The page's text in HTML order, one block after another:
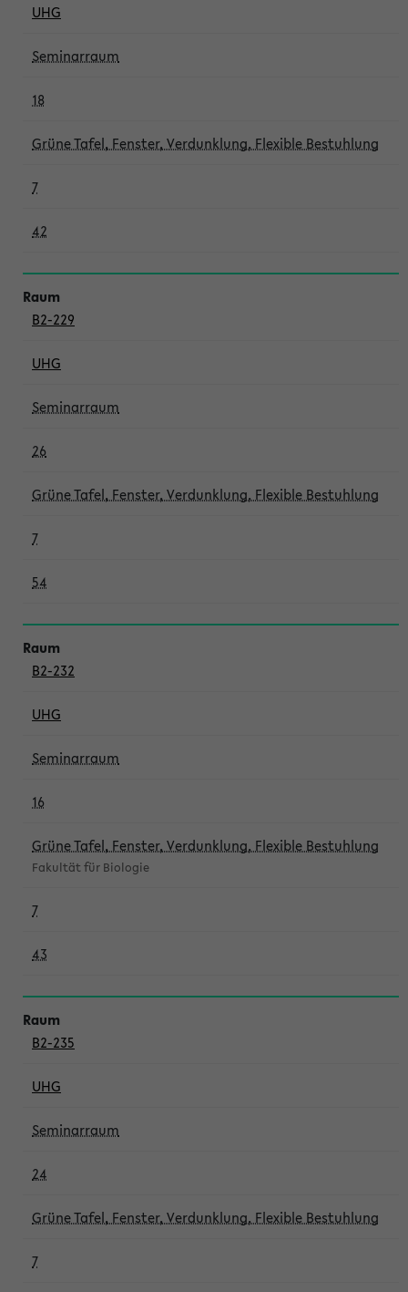
UHG
Seminarraum
18
Grüne Tafel, Fenster, Verdunklung, Flexible Bestuhlung
7
42
B2-229
UHG
Seminarraum
26
Grüne Tafel, Fenster, Verdunklung, Flexible Bestuhlung
7
54
B2-232
UHG
Seminarraum
16
Grüne Tafel, Fenster, Verdunklung, Flexible Bestuhlung
Fakultät für Biologie
7
43
B2-235
UHG
Seminarraum
24
Grüne Tafel, Fenster, Verdunklung, Flexible Bestuhlung
7